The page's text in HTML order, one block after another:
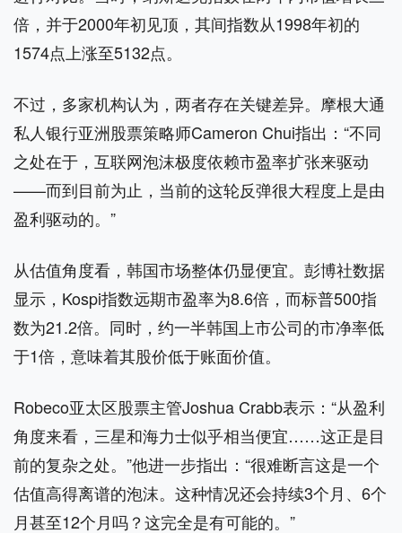
倍，并于2000年初见顶，其间指数从1998年初的
1574点上涨至5132点。
不过，多家机构认为，两者存在关键差异。摩根大通
私人银行亚洲股票策略师Cameron Chui指出：“不同
之处在于，互联网泡沫极度依赖市盈率扩张来驱动
——而到目前为止，当前的这轮反弹很大程度上是由
盈利驱动的。”
从估值角度看，韩国市场整体仍显便宜。彭博社数据
显示，Kospi指数远期市盈率为8.6倍，而标普500指
数为21.2倍。同时，约一半韩国上市公司的市净率低
于1倍，意味着其股价低于账面价值。
Robeco亚太区股票主管Joshua Crabb表示：“从盈利
角度来看，三星和海力士似乎相当便宜……这正是目
前的复杂之处。”他进一步指出：“很难断言这是一个
估值高得离谱的泡沫。这种情况还会持续3个月、6个
月甚至12个月吗？这完全是有可能的。”